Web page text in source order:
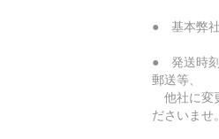
● 基本弊社
● 発送時刻
郵送等、
他社に変
ださいま